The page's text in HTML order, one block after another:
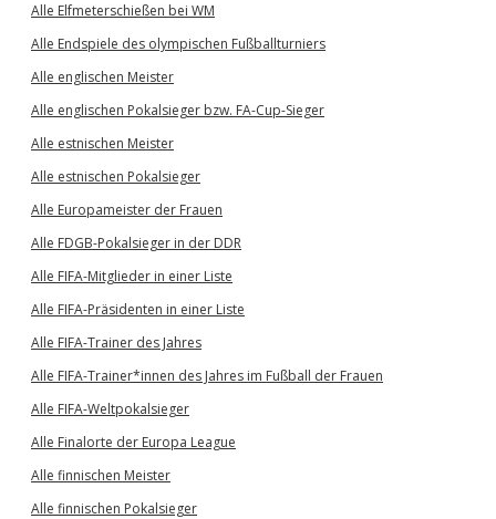
Alle Elfmeterschießen bei WM
Alle Endspiele des olympischen Fußballturniers
Alle englischen Meister
Alle englischen Pokalsieger bzw. FA-Cup-Sieger
Alle estnischen Meister
Alle estnischen Pokalsieger
Alle Europameister der Frauen
Alle FDGB-Pokalsieger in der DDR
Alle FIFA-Mitglieder in einer Liste
Alle FIFA-Präsidenten in einer Liste
Alle FIFA-Trainer des Jahres
Alle FIFA-Trainer*innen des Jahres im Fußball der Frauen
Alle FIFA-Weltpokalsieger
Alle Finalorte der Europa League
Alle finnischen Meister
Alle finnischen Pokalsieger